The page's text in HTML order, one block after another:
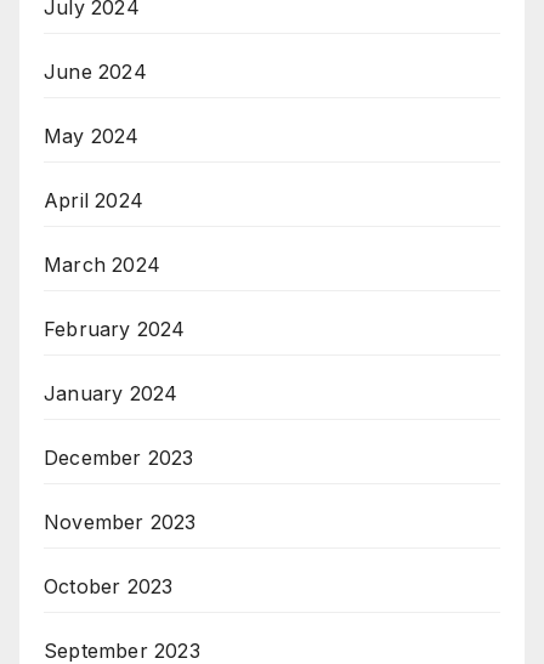
July 2024
June 2024
May 2024
April 2024
March 2024
February 2024
January 2024
December 2023
November 2023
October 2023
September 2023